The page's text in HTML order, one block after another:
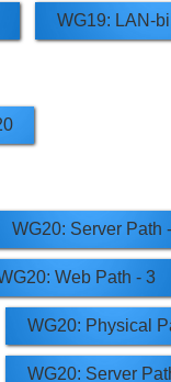
WG19: LAN-
WG20: Server Path
Web Path - 3
WG20: Physical
WG20: Server